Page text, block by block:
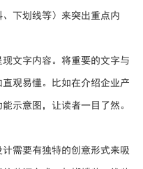
下划线等）来突出重点内
文字内容。将重要的文字与
观易懂。比如在介绍企业产
示意图，让读者一目了然。
需要有独特的创意形式来吸